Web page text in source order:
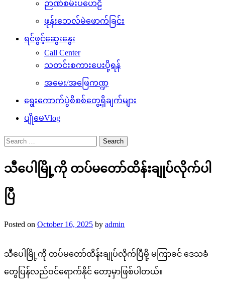
ဉာဏ်စမ်းပဟေဠိ
ဖုန်းဘေလ်မဲဖောက်ခြင်း
ရင်ဖွင့်ဆွေးနွေး
Call Center
သတင်းစကားပေးပို့ရန်
အမေး/အဖြေကဏ္ဍ
ရွေးကောက်ပွဲစိစစ်တွေ့ရှိချက်များ
ပျိုမေVlog
Search
for:
သီပေါမြို့ကို တပ်မတော်ထိန်းချုပ်လိုက်ပါ
ပြီ
Posted on October 16, 2025 by admin
သီပေါမြို့ကို တပ်မတော်ထိန်းချုပ်လိုက်ပြီမို့ မကြာခင် ဒေသခံ
တွေပြန်လည်ဝင်ရောက်နိုင် တော့မှာဖြစ်ပါတယ်။